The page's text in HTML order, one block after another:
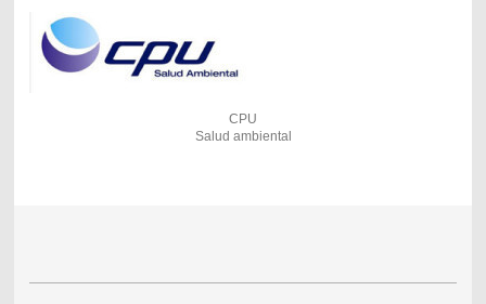
CPU
Salud ambiental